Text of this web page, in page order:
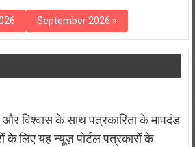
September 2026 »
विश्वास के साथ पत्रकारिता के मापदंड
के लिए यह न्यूज़ पोर्टल पत्रकारों के